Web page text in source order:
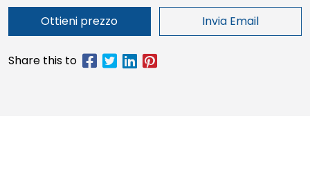
Ottieni prezzo Invia Email